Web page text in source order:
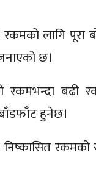
लागि पूरा
छ।
रकमभन्दा
हुनेछ।
रकमको